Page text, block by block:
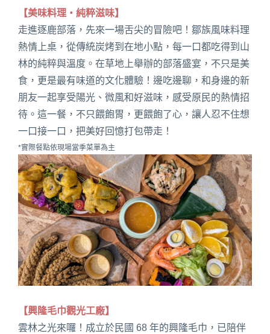
【美味料理・純粹滋味】
走進逐鹿部落，先來一場舌尖的冒險吧！鄒族風味料理
熱情上桌，從傳統炭烤到在地小點，每一口都吃得到山
林的純粹與溫度。在草地上舉辦的部落盛宴，不只是美
食，更是最有味道的文化體驗！邊吃邊聊，和身邊的新
朋友一起享受陽光、微風和好滋味，感受原民的熱情招
待。這一餐，不只餵飽胃，更餵飽了心，讓人忍不住想
一口接一口，把美好回憶打包帶走！
*實際餐點依現場當季菜單為主
【興隆毛巾觀光工廠】
雲林之光來囉！成立於民國 68 年的興隆毛巾，已陪伴